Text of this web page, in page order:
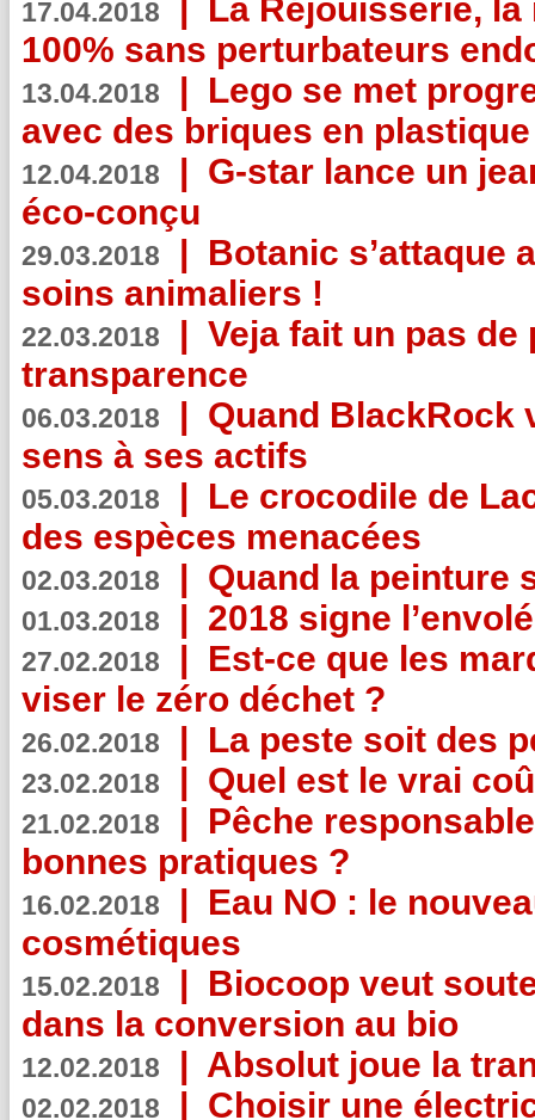
17.04.2018 | La Réjouisserie,
100% sans perturbateurs
13.04.2018 | Lego se met
avec des briques en
12.04.2018 | G-star lance un
éco-conçu
29.03.2018 | Botanic s’attaque
soins animaliers !
22.03.2018 | Veja fait un pas de
transparence
06.03.2018 | Quand BlackRock
sens à ses actifs
05.03.2018 | Le crocodile de
des espèces menacées
02.03.2018 | Quand la peinture
01.03.2018 | 2018 signe
27.02.2018 | Est-ce que les
viser le zéro déchet ?
26.02.2018 | La peste soit des
23.02.2018 | Quel est le vrai
21.02.2018 | Pêche
bonnes pratiques ?
16.02.2018 | Eau NO : le
cosmétiques
15.02.2018 | Biocoop veut
dans la conversion au bio
12.02.2018 | Absolut joue la
02.02.2018 | Choisir une